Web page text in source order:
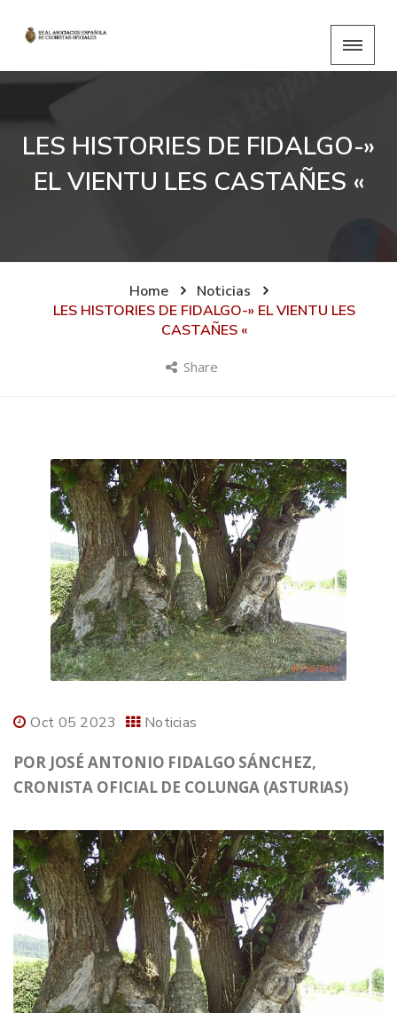
LES HISTORIES DE FIDALGO-»
EL VIENTU LES CASTAÑES «
Home
Noticias
LES HISTORIES DE FIDALGO-» EL VIENTU LES
CASTAÑES «
Share
Oct 05 2023 Noticias
POR JOSÉ ANTONIO FIDALGO SÁNCHEZ,
CRONISTA OFICIAL DE COLUNGA (ASTURIAS)